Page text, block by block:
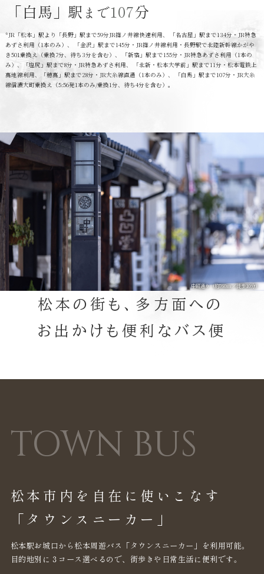
「白馬」駅 まで107分
*JR「松本」駅より「長野」駅まで59分JR篠ノ井線快速利用、 「名古屋」駅まで134分・JR特急
あずさ利用（1本のみ）、 「金沢」駅まで145分・JR篠ノ井線利用・長野駅で北陸新幹線かがや
き501乗換え（乗換7分、待ち3分を含む）、 「新宿」駅まで155分・JR特急あずさ利用（1本の
み）、「塩尻」駅まで8分・JR特急あずさ利用、 「北新・松本大学前」駅まで11分・松本電鉄上
高地線利用、「穂高」駅まで28分・JR大糸線直通（1本のみ）、 「白馬」駅まで107分・JR大糸
線信濃大町乗換え（5:56発1本のみ/乗換1分、待ち4分を含む）。
松本の街も、多方面への
お出かけも便利なバス便
TOWN BUS
松本市内を自在に使いこなす
「タウンスニーカー」
松本駅お城口から松本周遊バス「タウンスニーカー」を利用可能。
目的地別に３コース選べるので、街歩きや日常生活に便利です。